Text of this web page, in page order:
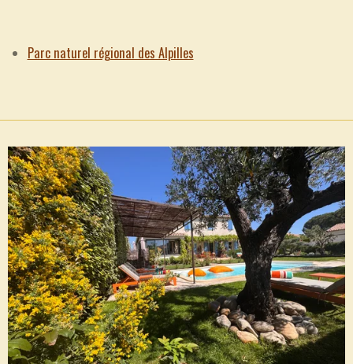
Parc naturel régional des Alpilles